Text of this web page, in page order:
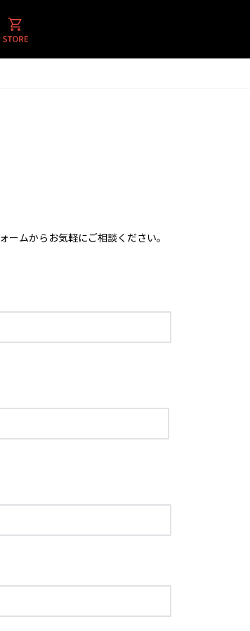
ムからお気軽にご相談ください。